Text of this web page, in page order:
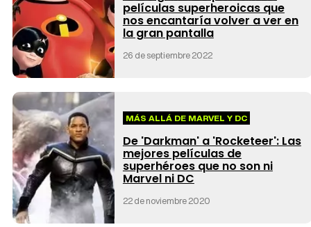
películas superheroicas que
nos encantaría volver a ver en
la gran pantalla
26 de septiembre 2022
MÁS ALLÁ DE MARVEL Y DC
De 'Darkman' a 'Rocketeer': Las
mejores películas de
superhéroes que no son ni
Marvel ni DC
22 de noviembre 2020